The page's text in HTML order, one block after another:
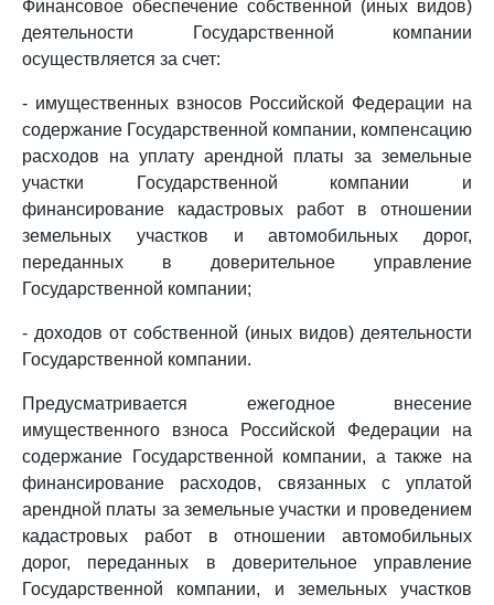
Финансовое обеспечение собственной (иных видов)
деятельности Государственной компании
осуществляется за счет:
- имущественных взносов Российской Федерации на
содержание Государственной компании, компенсацию
расходов на уплату арендной платы за земельные
участки Государственной компании и
финансирование кадастровых работ в отношении
земельных участков и автомобильных дорог,
переданных в доверительное управление
Государственной компании;
- доходов от собственной (иных видов) деятельности
Государственной компании.
Предусматривается ежегодное внесение
имущественного взноса Российской Федерации на
содержание Государственной компании, а также на
финансирование расходов, связанных с уплатой
арендной платы за земельные участки и проведением
кадастровых работ в отношении автомобильных
дорог, переданных в доверительное управление
Государственной компании, и земельных участков